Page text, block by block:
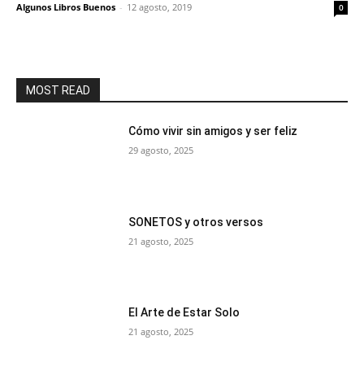
Algunos Libros Buenos - 12 agosto, 2019 0
MOST READ
Cómo vivir sin amigos y ser feliz
29 agosto, 2025
SONETOS y otros versos
21 agosto, 2025
El Arte de Estar Solo
21 agosto, 2025